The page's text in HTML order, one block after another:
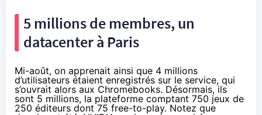
5 millions de membres, un
datacenter à Paris
Mi-août, on apprenait ainsi que 4 millions
d’utilisateurs étaient enregistrés sur le service, qui
s’ouvrait alors aux Chromebooks. Désormais, ils
sont 5 millions, la plateforme comptant 750 jeux de
250 éditeurs dont 75 free-to-play. Notez que